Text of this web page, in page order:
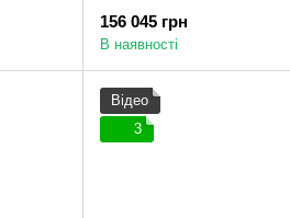
156 045 грн
В наявності
Відео
3